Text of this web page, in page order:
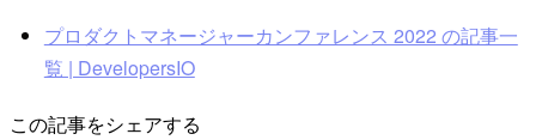
プロダクトマネージャーカンファレンス 2022 の記事一
覧 | DevelopersIO
この記事をシェアする